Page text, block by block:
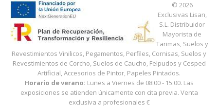
© 2026
Exclusivas Lisan,
S.L. Distribuidor
Mayorista de
Tarimas, Suelos y
Revestimientos Vinilicos, Pegamentos, Perfiles, Cornisas, Suelos y
Revestimientos de Corcho, Suelos de Caucho, Felpudos y Cesped
Artificial, Accesorios de Pintor, Papeles Pintados.
Horario de verano: Lunes a Viernes de 08:00 - 15:00. Las
exposiciones se atienden únicamente con cita previa. Venta
exclusiva a profesionales €